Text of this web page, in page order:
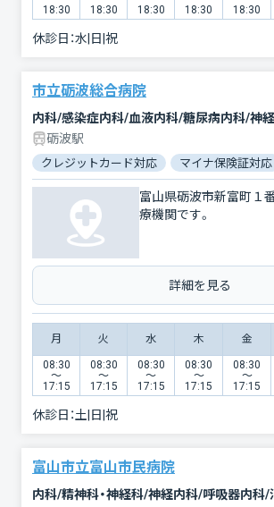
18:30
18:30
18:30
18:30
18:30
休診日：水|日|祝
市立砺波総合病院
砺波駅
クレジットカード対応 マイナ保険証対応
富山県砺波市新富町１
療機関です。
詳細を見る
月 火 水 木 金
08:30
〜
17:15
08:30
〜
17:15
08:30
〜
17:15
08:30
〜
17:15
08:30
〜
17:15
休診日：土|日|祝
富山市立富山市民病院